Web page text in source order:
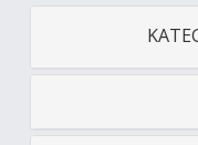
a kontakt